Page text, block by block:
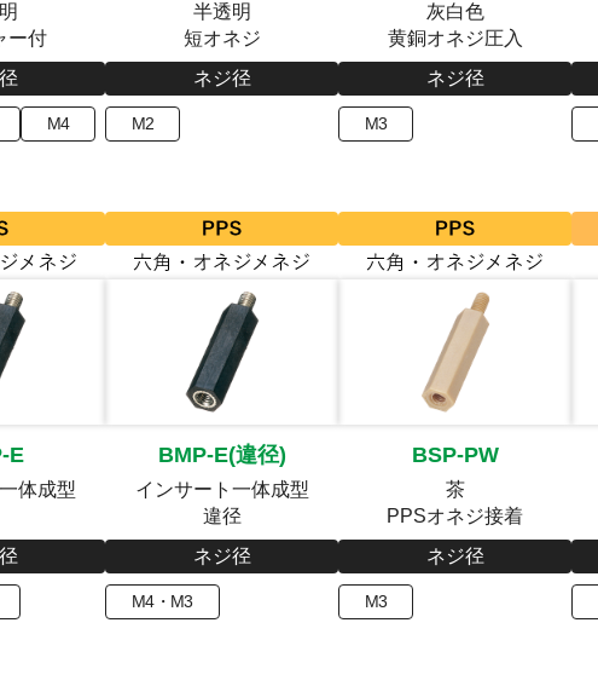
ー付
M4
半透明
短オネジ
ネジ径
M2
灰白色
黄銅オネジ圧入
ネジ径
M3
E
体成型
BMP-E(違径)
インサート一体成型
違径
ネジ径
M4・M3
BSP-PW
茶
PPSオネジ接着
ネジ径
M3